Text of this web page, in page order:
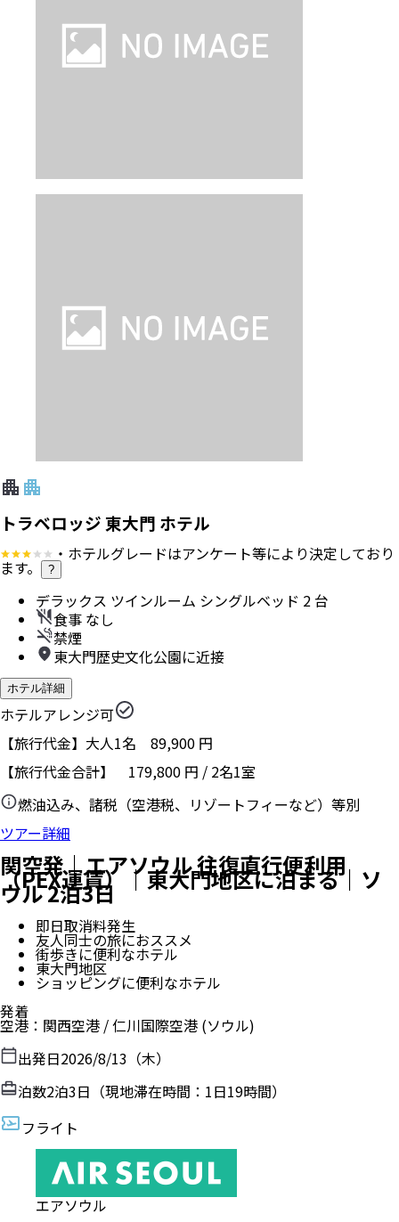
トラベロッジ 東大門 ホテル
・ホテルグレードはアンケート等により決定しており
ます。 ?
デラックス ツインルーム シングルベッド 2 台
食事 なし
禁煙
東大門歴史文化公園に近接
ホテル詳細
ホテルアレンジ可
【旅行代金】大人1名 89,900 円
【旅行代金合計】 179,800 円 / 2名1室
燃油込み、諸税（空港税、リゾートフィーなど）等別
ツアー詳細
関空発｜エアソウル 往復直行便利用
（PEX運賃）｜東大門地区に泊まる｜ソ
ウル 2泊3日
即日取消料発生
友人同士の旅におススメ
街歩きに便利なホテル
東大門地区
ショッピングに便利なホテル
発着
空港 ： 関西空港 /仁川国際空港 (ソウル)
出発日2026/8/13（木）
泊数2泊3日（現地滞在時間： 1日19時間）
フライト
エアソウル